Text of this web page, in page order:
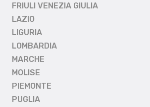
FRIULI VENEZIA GIULIA
LAZIO
LIGURIA
LOMBARDIA
MARCHE
MOLISE
PIEMONTE
PUGLIA